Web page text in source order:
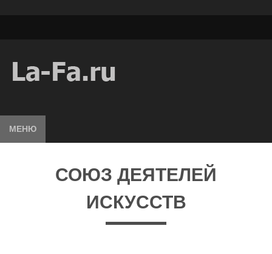
МЕНЮ
СОЮЗ ДЕЯТЕЛЕЙ
ИСКУССТВ